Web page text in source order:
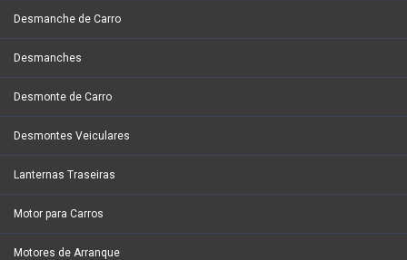
Desmanche de Carro
Desmanches
Desmonte de Carro
Desmontes Veiculares
Lanternas Traseiras
Motor para Carros
Motores de Arranque